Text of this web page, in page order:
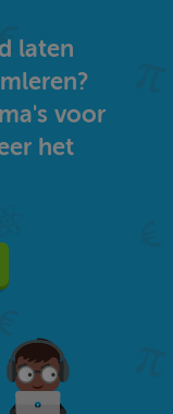
laten
voor
het